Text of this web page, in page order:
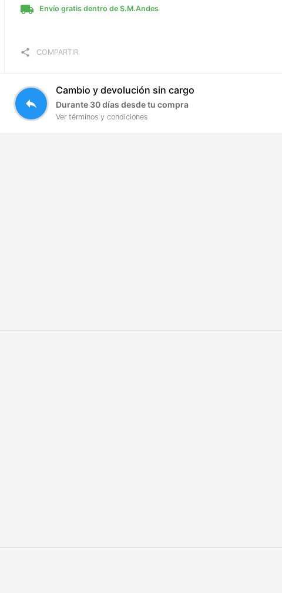
local_shipping Envío gratis dentro de S.M.Andes
share COMPARTIR
reply
Cambio y devolución sin cargo
Durante 30 días desde tu compra
Ver términos y condiciones